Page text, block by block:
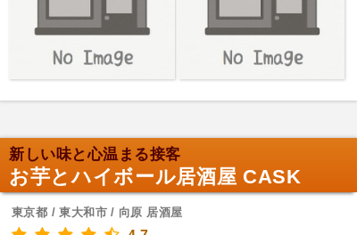
新しい味と心温まる接客
お芋とハイボール居酒屋 CASK
東京都 / 東大和市 / 向原 居酒屋